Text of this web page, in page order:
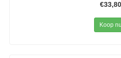
€33,80
Koop nu